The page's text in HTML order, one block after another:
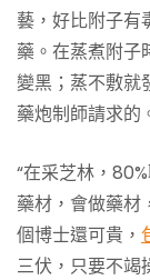
藝，好比附子有
藥。在蒸煮附子
變黑；蒸不敷就
藥炮制師請求的
“在采芝林，
藥材，會做藥材
個博士還可貴，
三伏，只要不竭